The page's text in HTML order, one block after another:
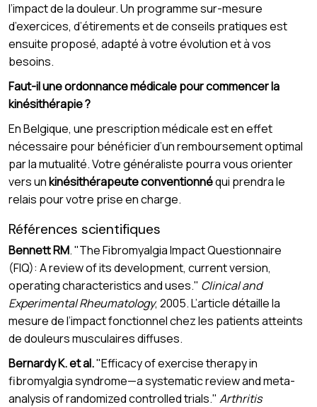
l’impact de la douleur. Un programme sur-mesure
d’exercices, d’étirements et de conseils pratiques est
ensuite proposé, adapté à votre évolution et à vos
besoins.
Faut-il une ordonnance médicale pour commencer la
kinésithérapie ?
En Belgique, une prescription médicale est en effet
nécessaire pour bénéficier d’un remboursement optimal
par la mutualité. Votre généraliste pourra vous orienter
vers unkinésithérapeute conventionnéqui prendra le
relais pour votre prise en charge.
Références scientifiques
Bennett RM. "The Fibromyalgia Impact Questionnaire
(FIQ): A review of its development, current version,
operating characteristics and uses." Clinical and
Experimental Rheumatology, 2005. L’article détaille la
mesure de l’impact fonctionnel chez les patients atteints
de douleurs musculaires diffuses.
Bernardy K. et al."Efficacy of exercise therapy in
fibromyalgia syndrome—a systematic review and meta-
analysis of randomized controlled trials." Arthritis